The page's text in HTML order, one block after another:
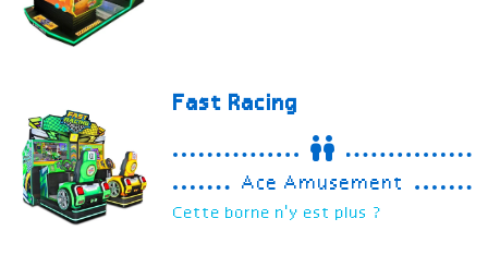
Fast Racing
Ace Amusement
Cette borne n'y est plus ?